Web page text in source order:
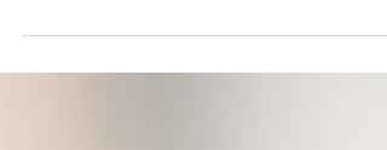
demenza negli anziani a rischio, aprendo